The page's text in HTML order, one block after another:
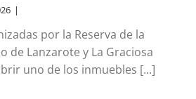
|
por la Reserva de la
de Lanzarote y La Graciosa
uno de los inmuebles [...]